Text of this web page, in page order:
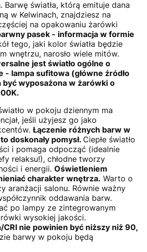
. Barwę światła, którą emituje dana
w Kelwinach, znajdziesz na
na opakowaniu żarówki
pasek - informacja w formie
tego, jaki kolor światła będzie
wnętrzu, narosło wiele mitów.
jest światło ogólne o
- lampa sufitowa (główne źródło
być wyposażona w żarówki o
w pokoju dziennym ma
jeśli użyjesz go jako
Łączenie różnych barw w
doskonały pomysł. Ciepłe światło
i pomaga odpocząć (idealnie
relaksu!), chłodne tworzy
i energii. Oświetleniem
charakter wnętrza. Warto o
aranżacji salonu. Równie ważny
oddawania barw.
po lampy ze zintegrowanym
wysokiej jakości.
CRI nie powinien być niższy niż 90,
barwy w pokoju będą